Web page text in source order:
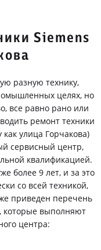
Siemens
разную технику,
целях, но
все равно рано или
ремонт техники
улица Горчакова)
сервисный центр,
квалификацией.
более 9 лет, и за это
со всей техникой,
приведен перечень
которые выполняют
центра: